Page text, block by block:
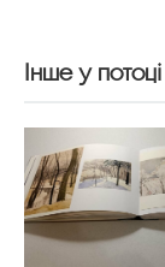
Інше у потоці